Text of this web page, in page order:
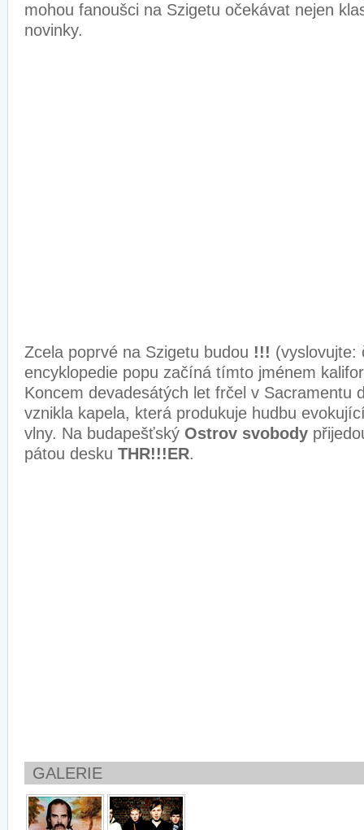
mohou fanoušci na Szigetu očekávat nejen
novinky.
Zcela poprvé na Szigetu budou !!! (vyslovujte:
encyklopedie popu začíná tímto jménem
Koncem devadesátých let frčel v Sacramentu
vznikla kapela, která produkuje hudbu
vlny. Na budapešťský Ostrov svobody
pátou desku THR!!!ER.
GALERIE